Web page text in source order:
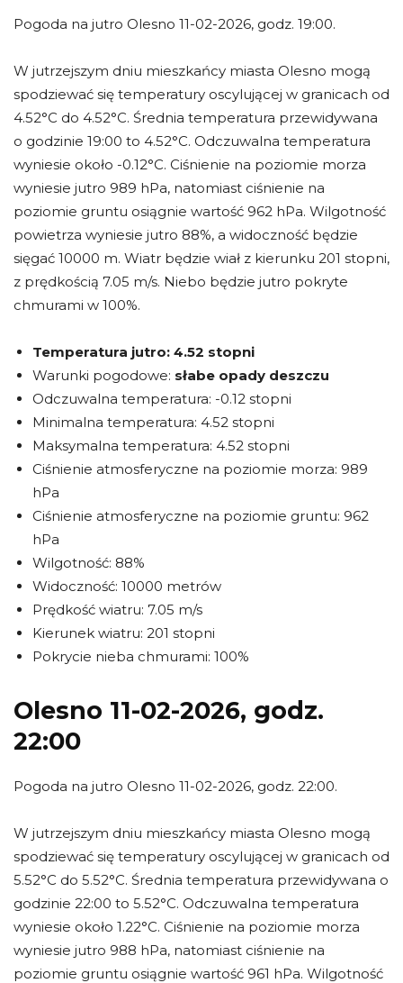
Pogoda na jutro Olesno 11-02-2026, godz. 19:00.
W jutrzejszym dniu mieszkańcy miasta Olesno mogą
spodziewać się temperatury oscylującej w granicach od
4.52°C do 4.52°C. Średnia temperatura przewidywana
o godzinie 19:00 to 4.52°C. Odczuwalna temperatura
wyniesie około -0.12°C. Ciśnienie na poziomie morza
wyniesie jutro 989 hPa, natomiast ciśnienie na
poziomie gruntu osiągnie wartość 962 hPa. Wilgotność
powietrza wyniesie jutro 88%, a widoczność będzie
sięgać 10000 m. Wiatr będzie wiał z kierunku 201 stopni,
z prędkością 7.05 m/s. Niebo będzie jutro pokryte
chmurami w 100%.
Temperatura jutro: 4.52 stopni
Warunki pogodowe: słabe opady deszczu
Odczuwalna temperatura: -0.12 stopni
Minimalna temperatura: 4.52 stopni
Maksymalna temperatura: 4.52 stopni
Ciśnienie atmosferyczne na poziomie morza: 989
hPa
Ciśnienie atmosferyczne na poziomie gruntu: 962
hPa
Wilgotność: 88%
Widoczność: 10000 metrów
Prędkość wiatru: 7.05 m/s
Kierunek wiatru: 201 stopni
Pokrycie nieba chmurami: 100%
Olesno 11-02-2026, godz.
22:00
Pogoda na jutro Olesno 11-02-2026, godz. 22:00.
W jutrzejszym dniu mieszkańcy miasta Olesno mogą
spodziewać się temperatury oscylującej w granicach od
5.52°C do 5.52°C. Średnia temperatura przewidywana o
godzinie 22:00 to 5.52°C. Odczuwalna temperatura
wyniesie około 1.22°C. Ciśnienie na poziomie morza
wyniesie jutro 988 hPa, natomiast ciśnienie na
poziomie gruntu osiągnie wartość 961 hPa. Wilgotność